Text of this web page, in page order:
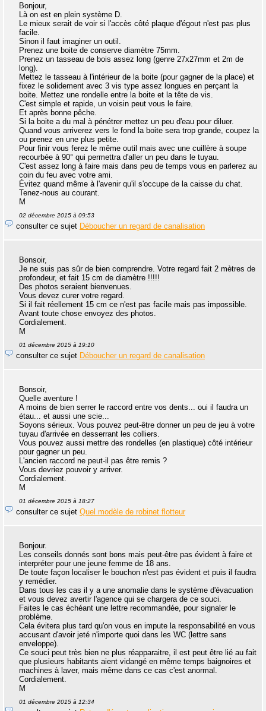
Bonjour,
Là on est en plein système D.
Le mieux serait de voir si l'accès côté plaque d'égout n'est pas plus
facile.
Sinon il faut imaginer un outil.
Prenez une boite de conserve diamètre 75mm.
Prenez un tasseau de bois assez long (genre 27x27mm et 2m de
long).
Mettez le tasseau à l'intérieur de la boite (pour gagner de la place) et
fixez le solidement avec 3 vis type assez longues en perçant la
boite. Mettez une rondelle entre la boite et la tête de vis.
C'est simple et rapide, un voisin peut vous le faire.
Et après bonne pêche.
Si la boite a du mal à pénétrer mettez un peu d'eau pour diluer.
Quand vous arriverez vers le fond la boite sera trop grande, coupez la
ou prenez en une plus petite.
Pour finir vous ferez le même outil mais avec une cuillère à soupe
recourbée à 90° qui permettra d'aller un peu dans le tuyau.
C'est assez long à faire mais dans peu de temps vous en parlerez au
coin du feu avec votre ami.
Évitez quand même à l'avenir qu'il s'occupe de la caisse du chat.
Tenez-nous au courant.
M
02 décembre 2015 à 09:53
consulter ce sujet Déboucher un regard de canalisation
Bonsoir,
Je ne suis pas sûr de bien comprendre. Votre regard fait 2 mètres de
profondeur, et fait 15 cm de diamètre !!!!!
Des photos seraient bienvenues.
Vous devez curer votre regard.
Si il fait réellement 15 cm ce n'est pas facile mais pas impossible.
Avant toute chose envoyez des photos.
Cordialement.
M
01 décembre 2015 à 19:10
consulter ce sujet Déboucher un regard de canalisation
Bonsoir,
Quelle aventure !
A moins de bien serrer le raccord entre vos dents... oui il faudra un
étau... et aussi une scie...
Soyons sérieux. Vous pouvez peut-être donner un peu de jeu à votre
tuyau d'arrivée en desserrant les colliers.
Vous pouvez aussi mettre des rondelles (en plastique) côté intérieur
pour gagner un peu.
L'ancien raccord ne peut-il pas être remis ?
Vous devriez pouvoir y arriver.
Cordialement.
M
01 décembre 2015 à 18:27
consulter ce sujet Quel modèle de robinet flotteur
Bonjour.
Les conseils donnés sont bons mais peut-être pas évident à faire et
interpréter pour une jeune femme de 18 ans.
De toute façon localiser le bouchon n'est pas évident et puis il faudra
y remédier.
Dans tous les cas il y a une anomalie dans le système d'évacuation
et vous devez avertir l'agence qui se chargera de ce souci.
Faites le cas échéant une lettre recommandée, pour signaler le
problème.
Cela évitera plus tard qu'on vous en impute la responsabilité en vous
accusant d'avoir jeté n'importe quoi dans les WC (lettre sans
enveloppe).
Ce souci peut très bien ne plus réapparaitre, il est peut être lié au fait
que plusieurs habitants aient vidangé en même temps baignoires et
machines à laver, mais même dans ce cas c'est anormal.
Cordialement.
M
01 décembre 2015 à 12:34